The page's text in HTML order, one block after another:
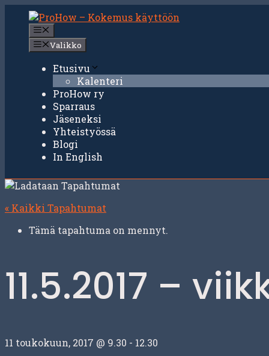
Siirry
sisältöön
Valikko
Etusivu
Kalenteri
ProHow ry
Sparraus
Jäseneksi
Yhteistyössä
Blogi
In English
« Kaikki Tapahtumat
Tämä tapahtuma on mennyt.
11.5.2017 –
11 toukokuun, 2017 @ 9.30 - 12.30